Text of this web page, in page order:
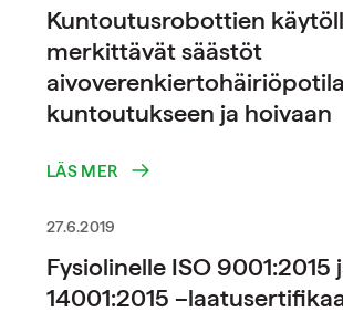
Kuntoutusrobottien
merkittävät säästöt
kuntoutukseen ja hoivaan
LÄS MER
27.6.2019
Fysiolinelle ISO 9001:2015
14001:2015